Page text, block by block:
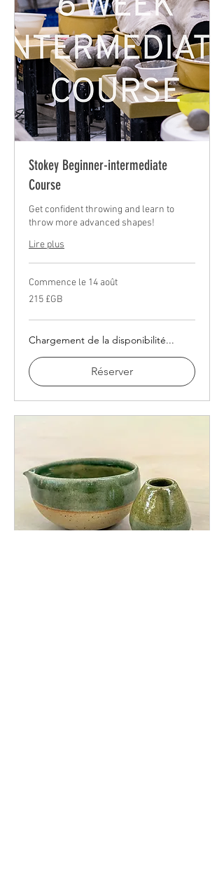
Stokey Beginner-intermediate
Course
Get confident throwing and learn to
throw more advanced shapes!
Lire plus
Commence le 14 août
215
livres
215 £GB
Chargement de la disponibilité...
Réserver